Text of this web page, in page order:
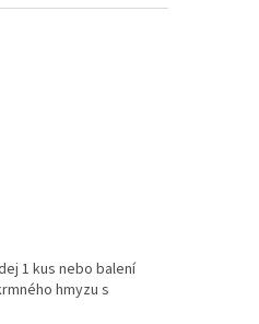
1 kus nebo balení
hmyzu s